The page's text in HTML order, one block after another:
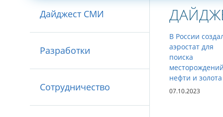
Дайджест СМИ
Разработки
Сотрудничество
В России
аэростат для
поиска
нефти и золота
07.10.2023